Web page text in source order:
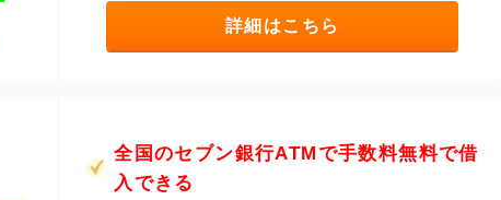
詳細はこちら
全国のセブン銀行ATMで手数料無料で借
入できる